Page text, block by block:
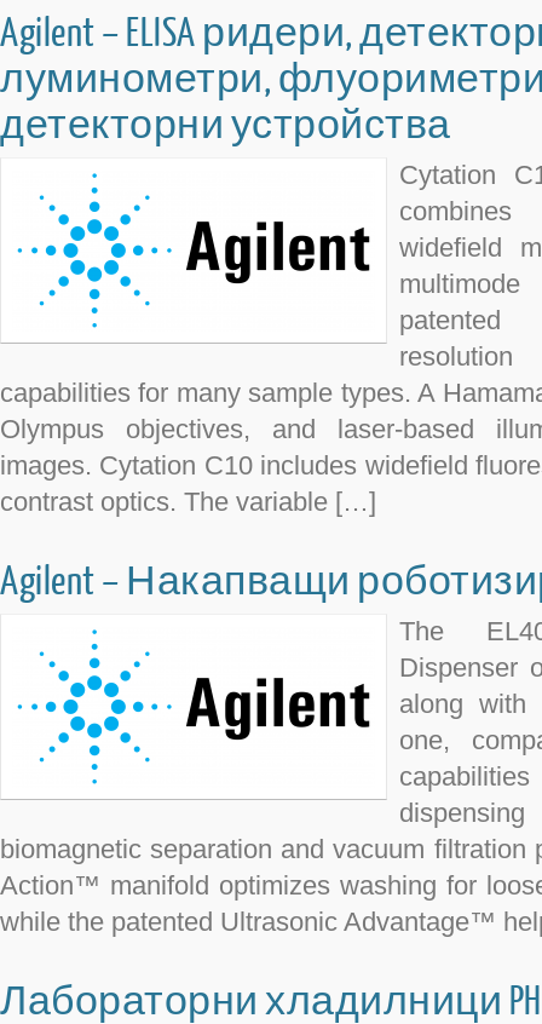
Agilent – ELISA ридери,
луминометри,
детекторни устройства
Cytation
widefield
capabilities for many sample types. A
Olympus objectives, and laser-based
images. Cytation C10 includes widefield
contrast optics. The variable […]
Agilent – Накапващи
The
Dispenser
along with
one,
biomagnetic separation and vacuum filtration
Action™ manifold optimizes washing for
while the patented Ultrasonic Advantage™
Лабораторни хладилници